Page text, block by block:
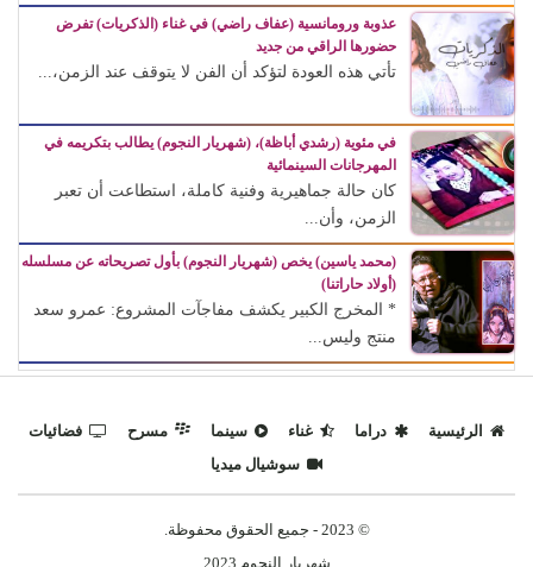
عذوبة ورومانسية (عفاف راضي) في غناء (الذكريات) تفرض
حضورها الراقي من جديد
تأتي هذه العودة لتؤكد أن الفن لا يتوقف عند الزمن،...
في مئوية (رشدي أباظة)، (شهريار النجوم) يطالب بتكريمه في
المهرجانات السينمائية
كان حالة جماهيرية وفنية كاملة، استطاعت أن تعبر
الزمن، وأن...
(محمد ياسين) يخص (شهريار النجوم) بأول تصريحاته عن مسلسله
(أولاد حاراتنا)
* المخرج الكبير يكشف مفاجآت المشروع: عمرو سعد
منتج وليس...
الرئيسية دراما غناء سينما مسرح
فضائيات
سوشيال ميديا
© 2023 - جميع الحقوق محفوظة.
شهريار النجوم 2023